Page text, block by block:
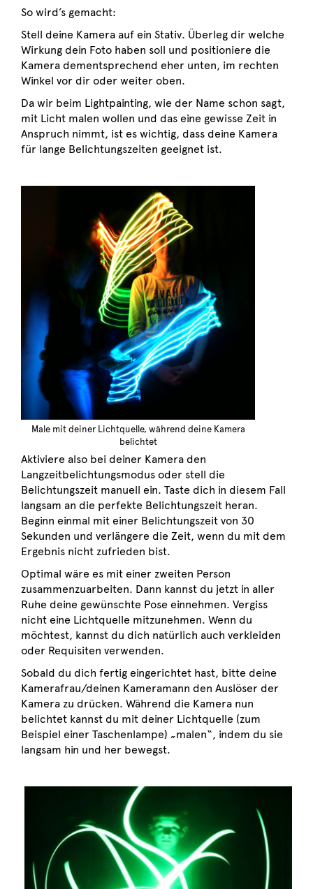
So wird’s gemacht:
Stell deine Kamera auf ein Stativ. Überleg dir welche
Wirkung dein Foto haben soll und positioniere die
Kamera dementsprechend eher unten, im rechten
Winkel vor dir oder weiter oben.
Da wir beim Lightpainting, wie der Name schon sagt,
mit Licht malen wollen und das eine gewisse Zeit in
Anspruch nimmt, ist es wichtig, dass deine Kamera
für lange Belichtungszeiten geeignet ist.
Male mit deiner Lichtquelle, während deine Kamera
belichtet
Aktiviere also bei deiner Kamera den
Langzeitbelichtungsmodus oder stell die
Belichtungszeit manuell ein. Taste dich in diesem Fall
langsam an die perfekte Belichtungszeit heran.
Beginn einmal mit einer Belichtungszeit von 30
Sekunden und verlängere die Zeit, wenn du mit dem
Ergebnis nicht zufrieden bist.
Optimal wäre es mit einer zweiten Person
zusammenzuarbeiten. Dann kannst du jetzt in aller
Ruhe deine gewünschte Pose einnehmen. Vergiss
nicht eine Lichtquelle mitzunehmen. Wenn du
möchtest, kannst du dich natürlich auch verkleiden
oder Requisiten verwenden.
Sobald du dich fertig eingerichtet hast, bitte deine
Kamerafrau/deinen Kameramann den Auslöser der
Kamera zu drücken. Während die Kamera nun
belichtet kannst du mit deiner Lichtquelle (zum
Beispiel einer Taschenlampe) „malen“, indem du sie
langsam hin und her bewegst.